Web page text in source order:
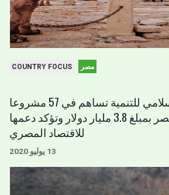
مصر COUNTRY FOCUS
مجموعة البنك الإسلامي للتنمية تساهم في 57 مشروعا
تحت التنفيذ بمصر بمبلغ 3.8 مليار دولار وتؤكد دعمها
للاقتصاد المصري
13 يوليو 2020